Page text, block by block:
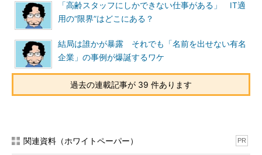
「高齢スタッフにしかできない仕事がある」 IT適
用の“限界”はどこにある？
結局は誰かが暴露 それでも「名前を出せない有名
企業」の事例が爆誕するワケ
過去の連載記事が 39 件あります
関連資料（ホワイトペーパー） PR